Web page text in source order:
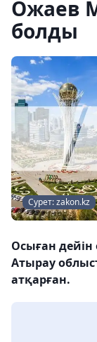
Ожаев
болды
Сурет: zakon.kz
Осыған
Атырау
атқарған.